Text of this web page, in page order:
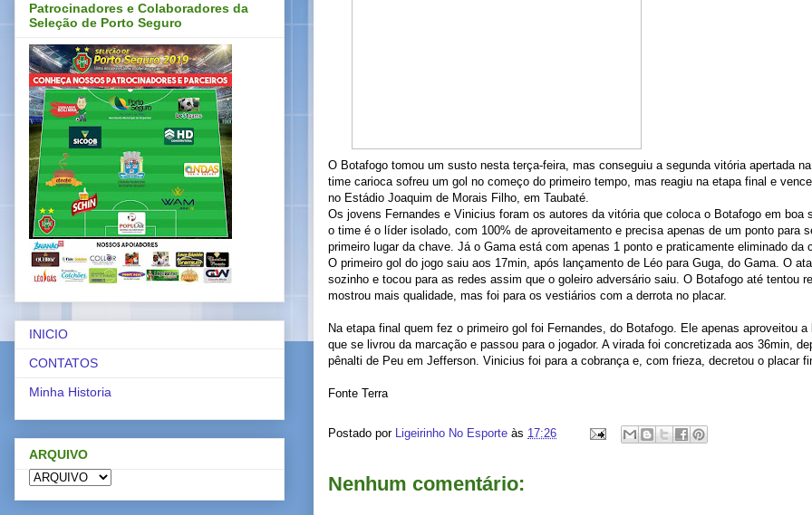
O Botafogo tomou um susto nesta terça-feira, mas conseguiu a segunda vitória apertada
time carioca sofreu um gol no começo do primeiro tempo, mas reagiu na etapa final e
no Estádio Joaquim de Morais Filho, em Taubaté.
Os jovens Fernandes e Vinicius foram os autores da vitória que coloca o Botafogo em boa
o time é o líder isolado, com 100% de aproveitamento e precisa apenas de um ponto para
primeiro lugar da chave. Já o Gama está com apenas 1 ponto e praticamente eliminado da
O primeiro gol do jogo saiu aos 17min, após lançamento de Léo para Guga, do Gama. O
sozinho e tocou para as redes assim que o goleiro adversário saiu. O Botafogo até tentou
mostrou mais qualidade, mas foi para os vestiários com a derrota no placar.
Na etapa final quem fez o primeiro gol foi Fernandes, do Botafogo. Ele apenas aproveitou a
que se livrou da marcação e passou para o jogador. A virada foi concretizada aos 36min,
pênalti de Peu em Jefferson. Vinicius foi para a cobrança e, com frieza, decretou o placar
Fonte Terra
Postado por Ligeirinho No Esporte às 17:26
Nenhum comentário:
Patrocinadores e Colaboradores da
Seleção de Porto Seguro
INICIO
CONTATOS
Minha Historia
ARQUIVO